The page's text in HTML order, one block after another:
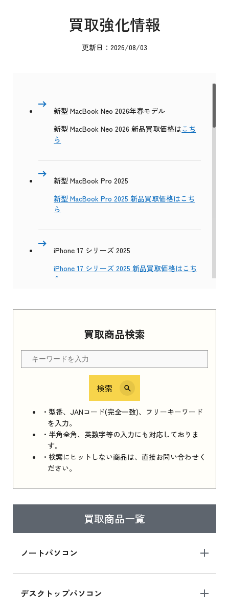
買取商品検索
検索
・型番、JANコード(完全一致)、フリーキーワード
を入力。
・半角全角、英数字等の入力にも対応しておりま
す。
・検索にヒットしない商品は、直接お問い合わせく
ださい。
買取商品一覧
ノートパソコン
デスクトップパソコン
買取強化情報
更新日：2026/08/03
新型 MacBook Neo 2026年春モデル
新型 MacBook Neo 2026 新品買取価格はこち
ら
新型 MacBook Pro 2025
新型 MacBook Pro 2025 新品買取価格はこち
ら
iPhone 17 シリーズ 2025
iPhone 17 シリーズ 2025 新品買取価格はこち
ら
Apple Watch Series 11 2025 新品買取価格はこ
ちら
iPhone 16e シリーズ 2025
iPhone 16e シリーズ 2025 新品買取価格はこち
ら
iPad 11インチ 2025年春モデル
はこちら
ら
iPad mini シリーズ 2024